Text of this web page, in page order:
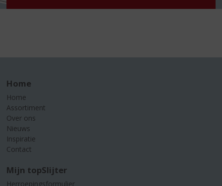
Home
Home
Assortiment
Over ons
Nieuws
Inspiratie
Contact
Mijn topSlijter
Herroepingsformulier